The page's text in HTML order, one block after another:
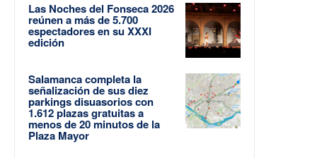
Las Noches del Fonseca 2026
reúnen a más de 5.700
espectadores en su XXXI
edición
Salamanca completa la
señalización de sus diez
parkings disuasorios con
1.612 plazas gratuitas a
menos de 20 minutos de la
Plaza Mayor